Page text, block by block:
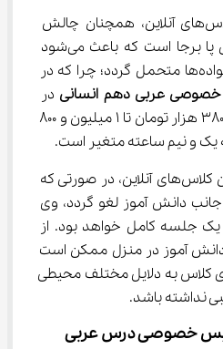
با وجود انعطاف‌پذیری کلاس‌های آنلاین، همچنان چالش
مبلغ بالای کلاس خصوصی پا برجا است که باعث می‌شود
هزینه زیادی بر دوش خانواده‌ها متحمل گردد؛ چرا که در
خصوصی عربی دهم انسانی در
یک و نیم ساعته متغیر است.
همچنین، بر اساس قوانین کلاس‌های آنلاین، در صورتی که
دانش آموز لغو گردد، وی
جلسه کامل خواهد بود. از
آموز در منزل ممکن است
کلاس به دلایل مختلف محیطی
نداشته باشد.
خصوصی درس عربی